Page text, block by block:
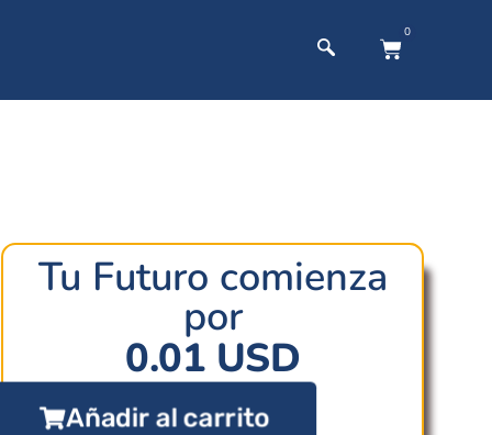
0
Tu Futuro comienza
por
0.01 USD
Añadir al carrito